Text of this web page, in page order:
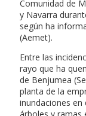
Comunidad de
y Navarra
según ha
(Aemet).
Entre las
rayo que ha
de Benjumea
planta de la
inundaciones en